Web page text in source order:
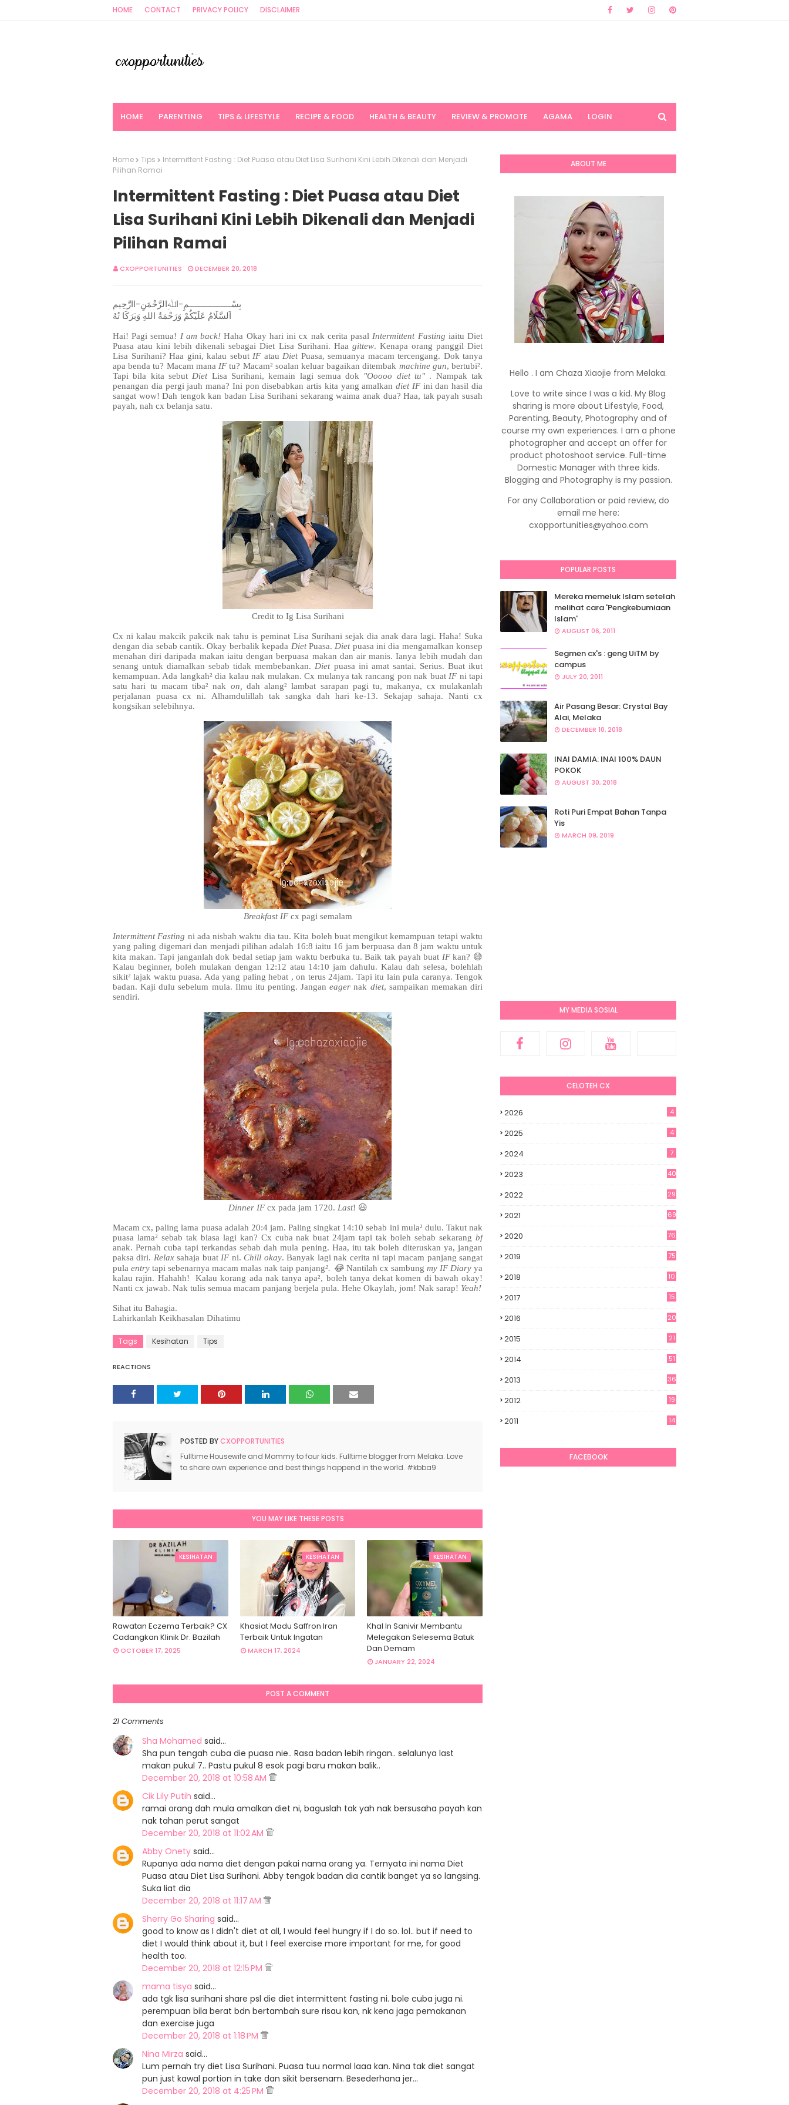
HOME CONTACT PRIVACY POLICY DISCLAIMER
HOME PARENTING TIPS & LIFESTYLE RECIPE & FOOD HEALTH & BEAUTY REVIEW & PROMOTE AGAMA LOGIN
Home Tips
Intermittent Fasting : Diet Puasa atau Diet Lisa Surihani Kini Lebih Dikenali dan Menjadi
Pilihan Ramai
Intermittent Fasting : Diet Puasa atau Diet
Lisa Surihani Kini Lebih Dikenali dan Menjadi
Pilihan Ramai
CXOPPORTUNITIES DECEMBER 20, 2018
بِسْــــــــــــــــــمِ-اﷲِالرَّحْمَنِ-اارَّحِيم
اَلسَّلَامُ عَلَيْكُمْ وَرَحْمَةُ اللهِ وَبَرَكَا تُهُ
Hai! Pagi semua! I am back!Haha Okay hari ini cx nak cerita pasal Intermittent Fasting iaitu Diet
Puasa atau kini lebih dikenali sebagai Diet Lisa Surihani. Haa gittew. Kenapa orang panggil Diet
Lisa Surihani? Haa gini, kalau sebut IFatau DietPuasa, semuanya macam tercengang. Dok tanya
apa benda tu? Macam mana IFtu? Macam² soalan keluar bagaikan ditembak machine gun, bertubi².
Tapi bila kita sebut DietLisa Surihani, kemain lagi semua dok "Ooooo diet tu". Nampak tak
penangan dia pergi jauh mana? Ini pon disebabkan artis kita yang amalkandiet IFini dan hasil dia
sangat wow! Dah tengok kan badan Lisa Surihani sekarang waima anak dua? Haa, tak payah susah
payah, nah cx belanja satu.
Credit to Ig Lisa Surihani
Cx ni kalau makcik pakcik nak tahu is peminat Lisa Surihani sejak dia anak dara lagi. Haha! Suka
dengan dia sebab cantik. Okay berbalik kepada DietPuasa. Dietpuasa ini dia mengamalkan konsep
menahan diri daripada makan iaitu dengan berpuasa makan dan air manis. Ianya lebih mudah dan
senang untuk diamalkan sebab tidak membebankan. Dietpuasa ini amat santai. Serius. Buat ikut
kemampuan. Ada langkah² dia kalau nak mulakan. Cx mulanya tak rancang pon nak buat IFni tapi
satu hari tu macam tiba² nak on,
dah alang² lambat sarapan pagi tu, makanya, cx mulakanlah
perjalanan puasa cx ni. Alhamdulillah tak sangka dah hari ke-13. Sekajap sahaja. Nanti cx
kongsikan selebihnya.
Breakfast IFcx pagi semalam
Intermittent Fasting ni ada nisbah waktu dia tau. Kita boleh buat mengikut kemampuan tetapi waktu
yang paling digemari dan menjadi pilihan adalah 16:8 iaitu 16 jam berpuasa dan 8 jam waktu untuk
kita makan. Tapi janganlah dok bedal setiap jam waktu berbuka tu. Baik tak payah buat IFkan? 😅
Kalau beginner, boleh mulakan dengan 12:12 atau 14:10 jam dahulu. Kalau dah selesa, bolehlah
sikit² lajak waktu puasa. Ada yang paling hebat , on terus 24jam. Tapi itu lain pula caranya. Tengok
badan. Kaji dulu sebelum mula. Ilmu itu penting. Janganeager nak diet, sampaikan memakan diri
sendiri.
Dinner IFcx pada jam 1720. Last! 😃
Macam cx, paling lama puasa adalah 20:4 jam. Paling singkat 14:10 sebab ini mula² dulu. Takut nak
puasa lama² sebab tak biasa lagi kan? Cx cuba nak buat 24jam tapi tak boleh sebab sekarang bf
anak. Pernah cuba tapi terkandas sebab dah mula pening. Haa, itu tak boleh diteruskan ya, jangan
paksa diri. Relaxsahaja buat IFni. Chill okay. Banyak lagi nak cerita ni tapi macam panjang sangat
pulaentrytapi sebenarnya macam malas nak taip panjang². 😂 Nantilah cx sambung my IF Diaryya
kalau rajin. Hahahh! Kalau korang ada nak tanya apa², boleh tanya dekat komen di bawah okay!
Nanti cx jawab. Nak tulis semua macam panjang berjela pula. Hehe Okaylah, jom! Nak sarap! Yeah!
Sihat itu Bahagia.
Lahirkanlah Keikhasalan Dihatimu
Tags Kesihatan Tips
REACTIONS
POSTED BYCXOPPORTUNITIES
Fulltime Housewife and Mommy to four kids. Fulltime blogger from Melaka. Love
to share own experience and best things happend in the world. #kbba9
YOU MAY LIKE THESE POSTS
KESIHATAN
Rawatan Eczema Terbaik? CX
Cadangkan Klinik Dr. Bazilah
OCTOBER 17, 2025
KESIHATAN
Khasiat Madu Saffron Iran
Terbaik Untuk Ingatan
MARCH 17, 2024
KESIHATAN
Khal In Sanivir Membantu
Melegakan Selesema Batuk
Dan Demam
JANUARY 22, 2024
POST A COMMENT
21 Comments
Sha Mohamed said…
Sha pun tengah cuba die puasa nie.. Rasa badan lebih ringan.. selalunya last
makan pukul 7.. Pastu pukul 8 esok pagi baru makan balik..
December 20, 2018 at 10:58 AM
Cik Lily Putih said…
ramai orang dah mula amalkan diet ni, baguslah tak yah nak bersusaha payah kan
nak tahan perut sangat
December 20, 2018 at 11:02 AM
Abby Onety said…
Rupanya ada nama diet dengan pakai nama orang ya. Ternyata ini nama Diet
Puasa atau Diet Lisa Surihani. Abby tengok badan dia cantik banget ya so langsing.
Suka liat dia
December 20, 2018 at 11:17 AM
Sherry Go Sharing said…
good to know as I didn't diet at all, I would feel hungry if I do so. lol.. but if need to
diet I would think about it, but I feel exercise more important for me, for good
health too.
December 20, 2018 at 12:15 PM
mama tisya said…
ada tgk lisa surihani share psl die diet intermittent fasting ni. bole cuba juga ni.
perempuan bila berat bdn bertambah sure risau kan, nk kena jaga pemakanan
dan exercise juga
December 20, 2018 at 1:18 PM
Nina Mirza said…
Lum pernah try diet Lisa Surihani. Puasa tuu normal laaa kan. Nina tak diet sangat
pun just kawal portion in take dan sikit bersenam. Besederhana jer...
December 20, 2018 at 4:25 PM
ABOUT ME
Hello . I am Chaza Xiaojie from Melaka.
Love to write since I was a kid. My Blog
sharing is more about Lifestyle, Food,
Parenting, Beauty, Photography and of
course my own experiences. I am a phone
photographer and accept an offer for
product photoshoot service. Full-time
Domestic Manager with three kids.
Blogging and Photography is my passion.
For any Collaboration or paid review, do
email me here:
cxopportunities@yahoo.com
POPULAR POSTS
Mereka memeluk Islam setelah
melihat cara 'Pengkebumiaan
Islam'
AUGUST 06, 2011
Segmen cx's : geng UiTM by
campus
JULY 20, 2011
Air Pasang Besar: Crystal Bay
Alai, Melaka
DECEMBER 10, 2018
INAI DAMIA: INAI 100% DAUN
POKOK
AUGUST 30, 2018
Roti Puri Empat Bahan Tanpa
Yis
MARCH 09, 2019
MY MEDIA SOSIAL
CELOTEH CX
2026 4
2025 4
2024 7
2023 40
2022 29
2021 69
2020 76
2019 75
2018 10
2017 15
2016 20
2015 21
2014 51
2013 36
2012
19
2011
14
FACEBOOK